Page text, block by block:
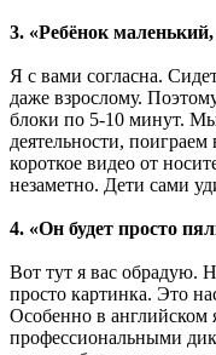
3. «Ребёнок
Я с вами согласна.
даже взрослому.
блоки по 5-10 минут.
деятельности,
короткое видео от
незаметно. Дети сами
4. «Он будет просто
Вот тут я вас обрадую.
просто картинка. Это
Особенно в английском
профессиональными